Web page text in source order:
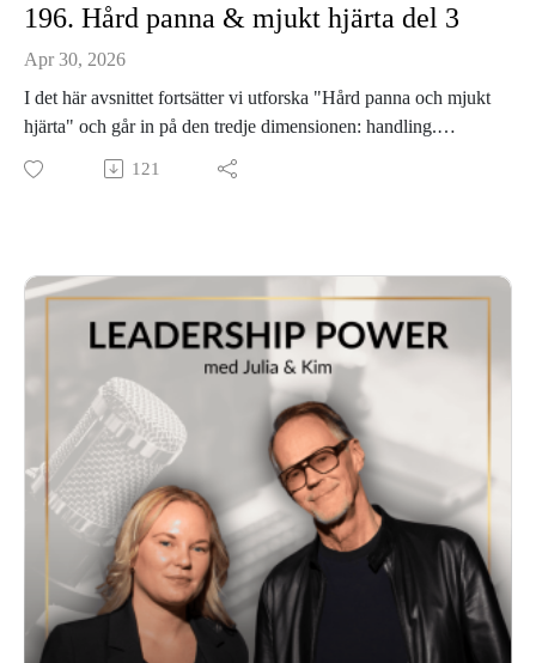
196. Hård panna & mjukt hjärta del 3
Apr 30, 2026
I det här avsnittet fortsätter vi utforska "Hård panna och mjukt
hjärta" och går in på den tredje dimensionen: handling.
Vi pratar om varför det inte räcker att ha fokus och
övertygelse – någon gång måste du faktiskt ta det första
Är du intresserad av att köpa boken så finns den här:
Vår hemsida: www.leadershippower.se
121